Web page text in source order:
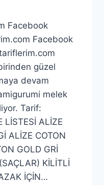
Facebook
Facebook
güzel
devam
melek
Tarif:
LİSTESİ ALİZE
ALİZE COTON
GOLD GRİ
KİLİTLİ
İÇİN…